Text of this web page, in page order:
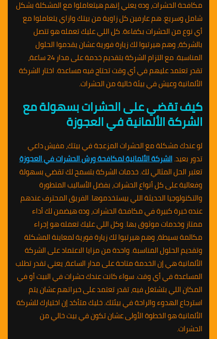
مكافحة الحشرات، وده يعني إنهم هيتعاملوا مع المشكلة بشكل
شامل وسريع. هم عارفين كل زاوية من بيتك وازاي يتعاملوا مع
أي نوع من الحشرات بكفاءة. كل اللي عليك تعمله هو تتصل
بالشركة، وهم هيرتبوا لك زيارة فورية عشان يقدموا الحلول
المناسبة. مع التزام الشركة بتقديم خدمة على مدار 24 ساعة،
تقدر تعتمد عليهم في أي وقت تحتاج فيه مساعدة. اختار الشركة
الألمانية وعيش في بيئة خالية من الحشرات.
كيف تقضي على الحشرات بسهولة مع
الشركة الألمانية في العجوزة
لو عندك مشكلة مع الحشرات المزعجة في بيتك، مفيش داعي
تدور بعيد.الشركة الألمانية لمكافحة ورش الحشرات في العجوزة
تعتبر الحل المثالي لك. خدمات الشركة بتسمح لك تقضي بسهولة
وفعالية على كل أنواع الحشرات، بفضل الأساليب المتطورة
والتكنولوجيا الحديثة اللي بيستخدموها. الفريق المحترف عندهم
عنده خبرة كبيرة في مكافحة الحشرات، وده هيضمن لك أداء
ممتاز وخدمات موثوق بها. وكل اللي عليك تعمله هو إجراء
مكالمة بسيطة، وهم هيرتبوا لك زيارة فورية لمعاينة المشكلة
وتقديم الحلول المناسبة. واحدة من مزايا الاعتماد على الشركة
الألمانية هي إن الخدمة متاحة على مدار الساعة، يعني تقدر تطلب
المساعدة في أي وقت. سواء كانت عندك حشرات في البيت أو في
المكان اللي بتشتغل فيه، تقدر تعتمد على خبراتهم عشان يتم
استرجاع الهدوء والراحة في بيئتك. خليك متأكد إن اختيارك للشركة
الألمانية هو الخطوة الأولى عشان تكون في بيت خالي من
الحشرات.